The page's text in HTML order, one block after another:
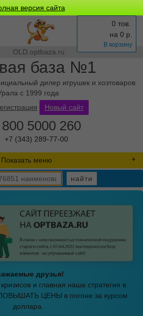
версия сайта
OLD.optbaza.ru
база №1
дилер игрушек и хозтоваров
с 1999 года
0 тов.
на 0 р.
В корзину
Новый сайт
5000 260
+7 (343) 289-77-00
Показать меню
найти
друзья!
и главная наша стратегия в
ЦЕНЫ в погоне за курсом
доллара.